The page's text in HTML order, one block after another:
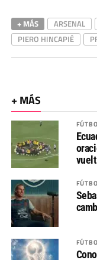
+ MÁS ARSENAL
PIERO HINCAPIÉ
+ MÁS